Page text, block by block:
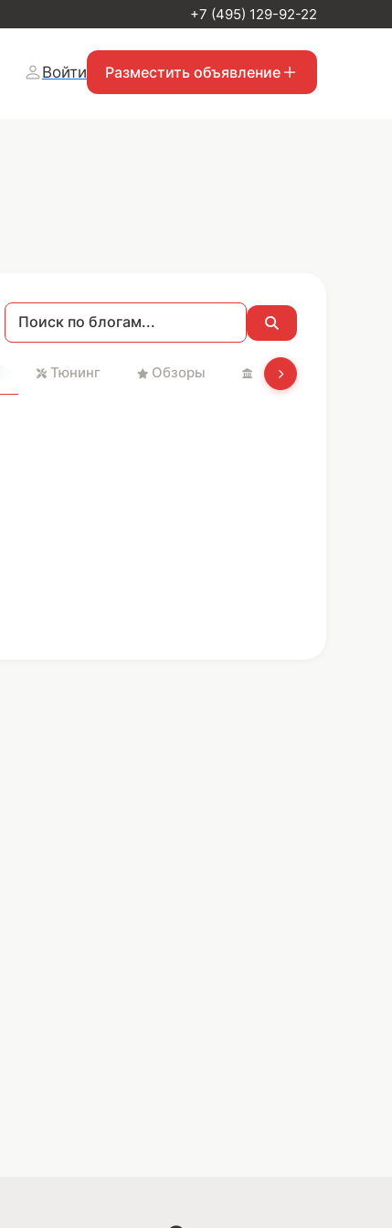
+7 (495) 129-92-22
Войти Разместить объявление
Тюнинг Обзоры Святые места и